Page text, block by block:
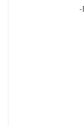
-